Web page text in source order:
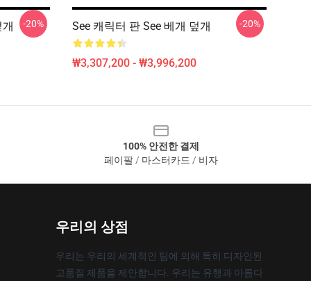
-20% See 캐릭터 판 See 베개 덮개
₩3,307,200 - ₩3,996,200
-20%
100% 안전한 결제
페이팔 / 마스터카드 / 비자
우리의 상점
우리는 우리의 세계적인 팀에 의해 특히 디자인된
고품질 제품을 제안합니다. 우리는 유행과 아름다